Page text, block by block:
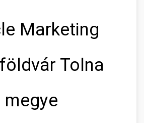
Marketing
Tolna
megye